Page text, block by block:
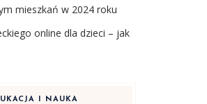
mieszkań w 2024 roku
online dla dzieci – jak
I NAUKA